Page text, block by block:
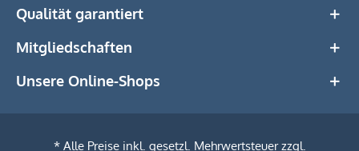
Qualität garantiert
Mitgliedschaften
Unsere Online-Shops
* Alle Preise inkl. gesetzl. Mehrwertsteuer zzgl.